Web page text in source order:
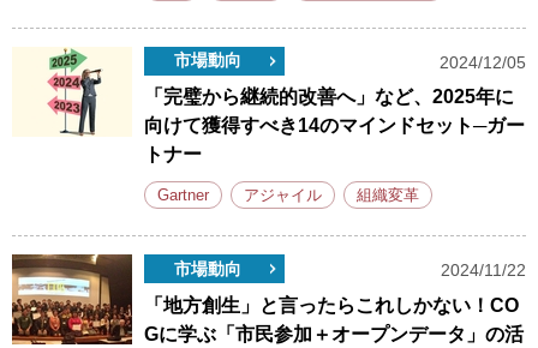
市場動向 2024/12/05
「完璧から継続的改善へ」など、2025年に
向けて獲得すべき14のマインドセット─ガー
トナー
Gartner アジャイル 組織変革
市場動向 2024/11/22
「地方創生」と言ったらこれしかない！CO
Gに学ぶ「市民参加＋オープンデータ」の活